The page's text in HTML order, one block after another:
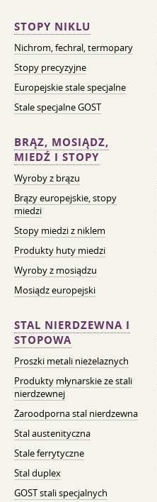
STOPY NIKLU
Nichrom, fechral, termopary
Stopy precyzyjne
Europejskie stale specjalne
Stale specjalne GOST
BRĄZ, MOSIĄDZ,
MIEDŹ I STOPY
Wyroby z brązu
Brązy europejskie, stopy
miedzi
Stopy miedzi z niklem
Produkty huty miedzi
Wyroby z mosiądzu
Mosiądz europejski
STAL NIERDZEWNA I
STOPOWA
Proszki metali nieżelaznych
Produkty młynarskie ze stali
nierdzewnej
Żaroodporna stal nierdzewna
Stal austenityczna
Stale ferrytyczne
Stal duplex
GOST stali specjalnych